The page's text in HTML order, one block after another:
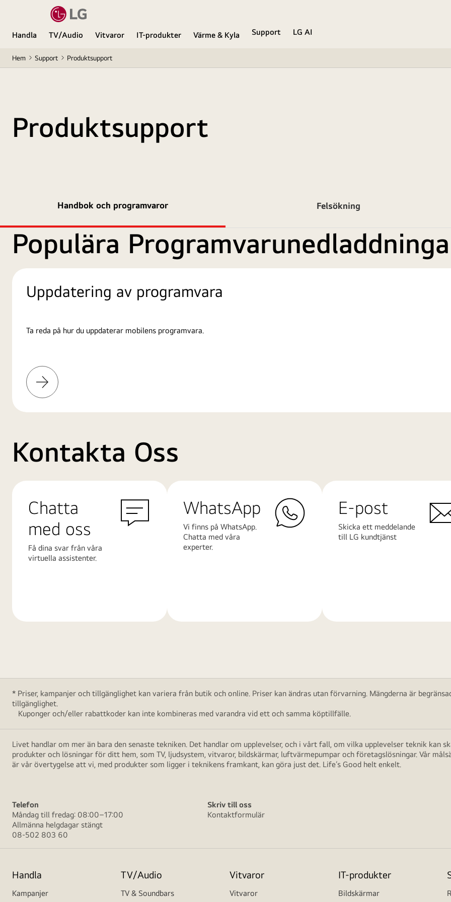
Handla TV/Audio Vitvaror IT-produkter Värme & Kyla Support LG AI
Hem Support Produktsupport
Produktsupport
Handbok och programvaror Felsökning
Populära
Uppdatering av programvara
Ta reda på hur du uppdaterar mobilens programvara.
Läs
mer
Kontakta Oss
Chatta
med oss
Få dina svar från våra
virtuella assistenter.
WhatsApp
Vi finns på WhatsApp.
Chatta med våra
experter.
E-post
Skicka ett meddelande
till LG kundtjänst
* Priser, kampanjer och tillgänglighet kan variera från butik och online. Priser kan ändras utan förvarning. Mängderna är
tillgänglighet.
Kuponger och/eller rabattkoder kan inte kombineras med varandra vid ett och samma köptillfälle.
Livet handlar om mer än bara den senaste tekniken. Det handlar om upplevelser, och i vårt fall, om vilka upplevelser teknik kan
produkter och lösningar för ditt hem, som TV, ljudsystem, vitvaror, bildskärmar, luftvärmepumpar och företagslösningar. Vår
är vår övertygelse att vi, med produkter som ligger i teknikens framkant, kan göra just det. Life’s Good helt enkelt.
Telefon
Måndag till fredag: 08:00–17:00
Allmänna helgdagar stängt
08-502 803 60
Skriv till oss
Kontaktformulär
Handla
Kampanjer
TV/Audio
TV & Soundbars
Vitvaror
Vitvaror
IT-produkter
Bildskärmar